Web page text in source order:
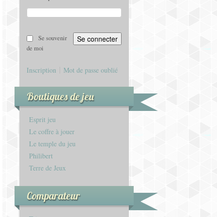
Se souvenir
de moi
Inscription Mot de passe oublié
Boutiques de jeu
Esprit jeu
Le coffre à jouer
Le temple du jeu
Philibert
Terre de Jeux
Comparateur